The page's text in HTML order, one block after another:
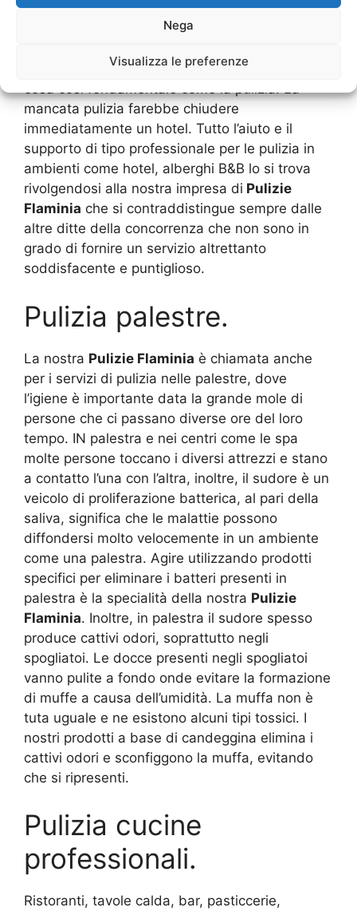
Nega
Visualizza le preferenze
cimici dei letti. Un’accurata pulciai permette a
un hotel ti ricevere migliori recensioni: una
mondo non può permettersi di sgarrare su una
cosa così fondamentale come la pulizia. La
mancata pulizia farebbe chiudere
immediatamente un hotel. Tutto l’aiuto e il
supporto di tipo professionale per le pulizia in
ambienti come hotel, alberghi B&B lo si trova
rivolgendosi alla nostra impresa di Pulizie
Flaminia che si contraddistingue sempre dalle
altre ditte della concorrenza che non sono in
grado di fornire un servizio altrettanto
soddisfacente e puntiglioso.
Pulizia palestre.
La nostra Pulizie Flaminia è chiamata anche
per i servizi di pulizia nelle palestre, dove
l’igiene è importante data la grande mole di
persone che ci passano diverse ore del loro
tempo. IN palestra e nei centri come le spa
molte persone toccano i diversi attrezzi e stano
a contatto l’una con l’altra, inoltre, il sudore è un
veicolo di proliferazione batterica, al pari della
saliva, significa che le malattie possono
diffondersi molto velocemente in un ambiente
come una palestra. Agire utilizzando prodotti
specifici per eliminare i batteri presenti in
palestra è la specialità della nostra Pulizie
Flaminia. Inoltre, in palestra il sudore spesso
produce cattivi odori, soprattutto negli
spogliatoi. Le docce presenti negli spogliatoi
vanno pulite a fondo onde evitare la formazione
di muffe a causa dell’umidità. La muffa non è
tuta uguale e ne esistono alcuni tipi tossici. I
nostri prodotti a base di candeggina elimina i
cattivi odori e sconfiggono la muffa, evitando
che si ripresenti.
Pulizia cucine
professionali.
Ristoranti, tavole calda, bar, pasticcerie,